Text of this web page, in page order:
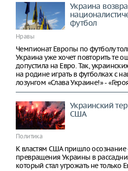
Украина
футбол
Нравы
Чемпионат Европы по футболу
Украина уже хочет повторить те
допустила на Евро. Так,
на родине играть в футболках с
лозунгом «Слава Украине!» -
Украинский
США
Политика
К властям США пришло осознание
превращения Украины в
который стал угрожать не только